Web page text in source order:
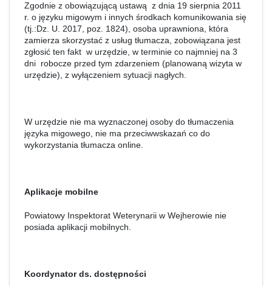
Zgodnie z obowiązującą ustawą z dnia 19 sierpnia 2011
r. o języku migowym i innych środkach komunikowania się
(tj.:Dz. U. 2017, poz. 1824), osoba uprawniona, która
zamierza skorzystać z usług tłumacza, zobowiązana jest
zgłosić ten fakt w urzędzie, w terminie co najmniej na 3
dni robocze przed tym zdarzeniem (planowaną wizyta w
urzędzie), z wyłączeniem sytuacji nagłych.
W urzędzie nie ma wyznaczonej osoby do tłumaczenia
języka migowego, nie ma przeciwwskazań co do
wykorzystania tłumacza online.
Aplikacje mobilne
Powiatowy Inspektorat Weterynarii w Wejherowie nie
posiada aplikacji mobilnych.
Koordynator ds. dostępności